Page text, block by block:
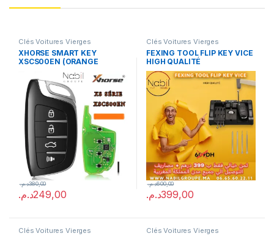
Clés Voitures Vierges
XHORSE SMART KEY
XSCS00EN (ORANGE
249,00د.م.
380,00د.م.
Clés Voitures Vierges
FEXING TOOL FLIP KEY VICE
HIGH QUALITÉ
399,00د.م.
600,00د.م.
Clés Voitures Vierges Clés Voitures Vierges